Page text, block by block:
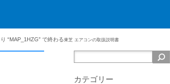
“MAP_1HZG” で終わる東芝 エアコンの取扱説明書
カテゴリー